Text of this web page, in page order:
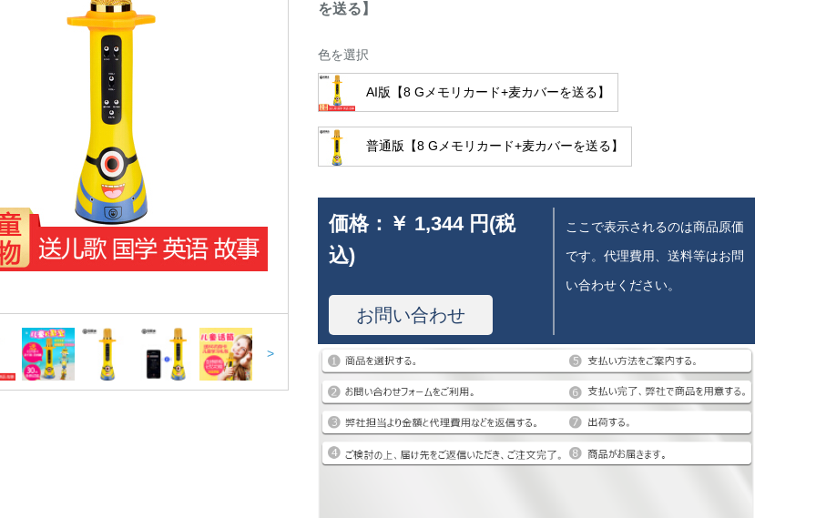
>
を送る】
色を選択
AI版【8 Gメモリカード+麦カバーを送る】
普通版【8 Gメモリカード+麦カバーを送る】
価格： ￥ 1,344 円(税
込)
お問い合わせ
ここで表示されるのは商品原価
です。代理費用、送料等はお問
い合わせください。